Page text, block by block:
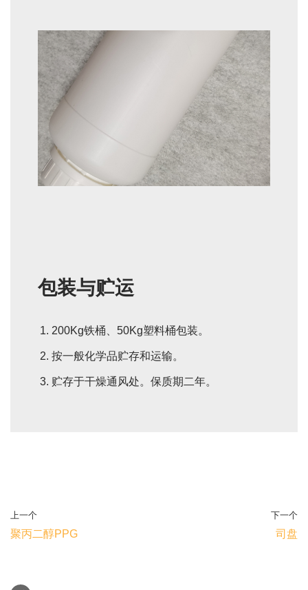
包装与贮运
200Kg铁桶、50Kg塑料桶包装。
按一般化学品贮存和运输。
贮存于干燥通风处。保质期二年。
上一个
聚丙二醇PPG
下一个
司盘